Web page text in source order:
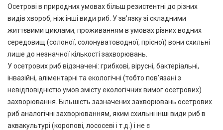
Осетрові в природних умовах більш резистентні до різних
видів хвороб, ніж інші види риб. У зв’язку зі складними
життєвими циклами, проживанням в умовах різних водних
середовищ (солоної, солонуватоводної, прісної) вони схильні
лише до незначної кількості захворювань.
У осетрових риб відзначені: грибкові, вірусні, бактеріальні,
інвазійні, аліментарні та екологічні (тобто пов’язані з
невідповідністю умов змісту екологічних вимог осетрових)
захворювання. Більшість зазначених захворювань осетрових
риб аналогічні захворюванням, яким схильні інші види риб в
аквакультурі (коропові, лососеві і т.д.) і не є